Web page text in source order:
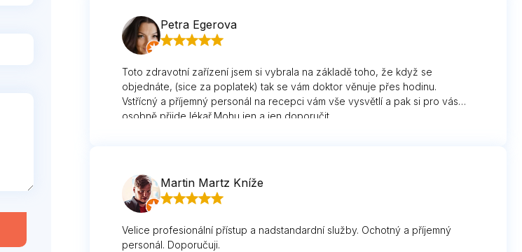
Petra Egerova
Toto zdravotní zařízení jsem si vybrala na základě toho, že když se
objednáte, (sice za poplatek) tak se vám doktor věnuje přes hodinu.
Vstřícný a příjemný personál na recepci vám vše vysvětlí a pak si pro vás
osobně přijde lékař.Mohu jen a jen doporučit.
Martin Martz Kníže
Velice profesionální přístup a nadstandardní služby. Ochotný a příjemný
personál. Doporučuji.